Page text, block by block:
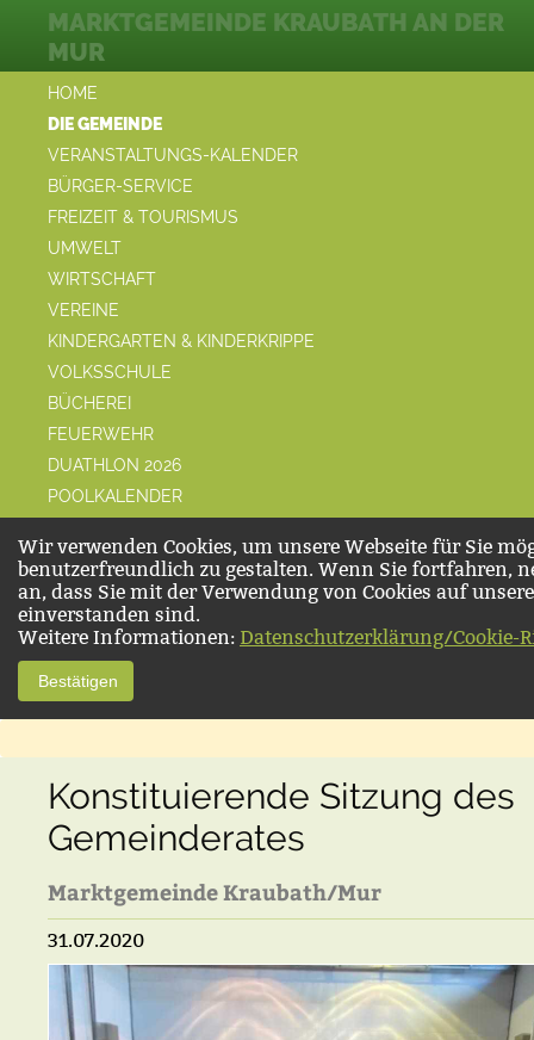
HOME
DIE GEMEINDE
VERANSTALTUNGS-KALENDER
BÜRGER-SERVICE
FREIZEIT & TOURISMUS
UMWELT
WIRTSCHAFT
VEREINE
KINDERGARTEN & KINDERKRIPPE
VOLKSSCHULE
BÜCHEREI
FEUERWEHR
DUATHLON 2026
POOLKALENDER
MARKTGEMEINDE KRAUBATH AN DER
MUR
Wir verwenden Cookies, um unsere Webseite für Sie
benutzerfreundlich zu gestalten. Wenn Sie fortfahren,
an, dass Sie mit der Verwendung von Cookies auf
einverstanden sind.
Weitere Informationen: Datenschutzerklärung/Cookie-
Bestätigen
Konstituierende Sitzung des
Gemeinderates
Marktgemeinde Kraubath/Mur
31.07.2020